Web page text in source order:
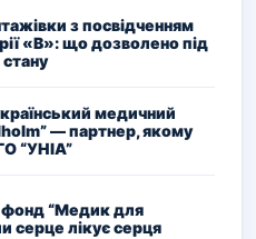
з посвідченням
«В»: що дозволено під
медичний
— партнер, якому
“УНІА”
фонд “Медик для
серце лікує серця